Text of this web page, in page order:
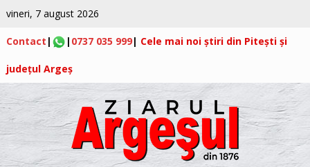
vineri, 7 august 2026
Contact | | 0737 035 999| Cele mai noi știri din Pitești și
județul Argeș